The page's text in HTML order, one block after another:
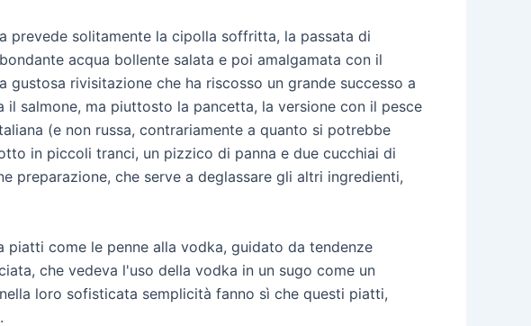
prevede solitamente la cipolla soffritta, la passata di
acqua bollente salata e poi amalgamata con il
rivisitazione che ha riscosso un grande successo a
salmone, ma piuttosto la pancetta, la versione con il pesce
(e non russa, contrariamente a quanto si potrebbe
in piccoli tranci, un pizzico di panna e due cucchiai di
preparazione, che serve a deglassare gli altri ingredienti,
come le penne alla vodka, guidato da tendenze
che vedeva l'uso della vodka in un sugo come un
loro sofisticata semplicità fanno sì che questi piatti,